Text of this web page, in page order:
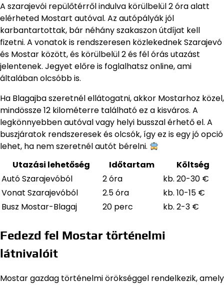
A szarajevói repülőtérről indulva körülbelül 2 óra alatt
elérheted Mostart autóval. Az autópályák jól
karbantartottak, bár néhány szakaszon útdíjat kell
fizetni. A vonatok is rendszeresen közlekednek Szarajevó
és Mostar között, és körülbelül 2 és fél órás utazást
jelentenek. Jegyet előre is foglalhatsz online, ami
általában olcsóbb is.
Ha Blagajba szeretnél ellátogatni, akkor Mostarhoz közel,
mindössze 12 kilométerre található ez a kisváros. A
legkönnyebben autóval vagy helyi busszal érhető el. A
buszjáratok rendszeresek és olcsók, így ez is egy jó opció
lehet, ha nem szeretnél autót bérelni.
Utazási lehetőség
Időtartam
Költség
Autó Szarajevóból
2 óra
kb. 20-30 €
Vonat Szarajevóból
2.5 óra
kb. 10-15 €
Busz Mostar-Blagaj
20 perc kb. 2-3 €
Fedezd fel Mostar történelmi
látnivalóit
Mostar gazdag történelmi örökséggel rendelkezik, amely